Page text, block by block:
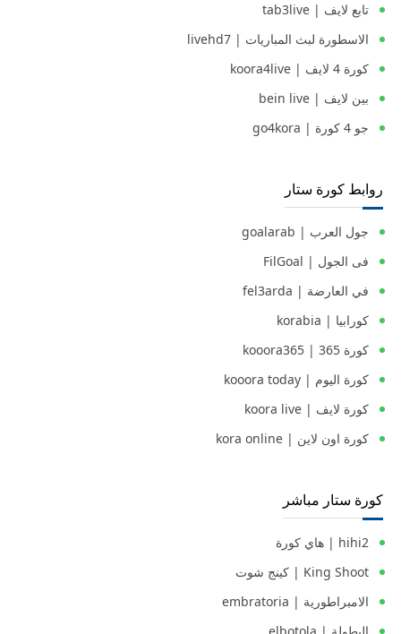
تابع لايف | tab3live
الاسطورة لبث المباريات | livehd7
كورة 4 لايف | koora4live
بين لايف | bein live
جو 4 كورة | go4kora
روابط كورة ستار
جول العرب | goalarab
فى الجول | FilGoal
في العارضة | fel3arda
كورابيا | korabia
كورة 365 | kooora365
كورة اليوم | kooora today
كورة لايف | koora live
كورة اون لاين | kora online
كورة ستار مباشر
hihi2 | هاي كورة
King Shoot | كينج شوت
الامبراطورية | embratoria